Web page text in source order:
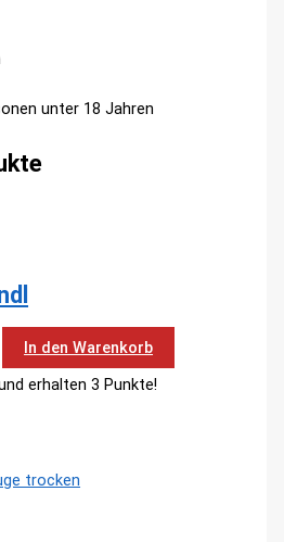
unter 18 Jahren
In den Warenkorb
erhalten 3 Punkte!